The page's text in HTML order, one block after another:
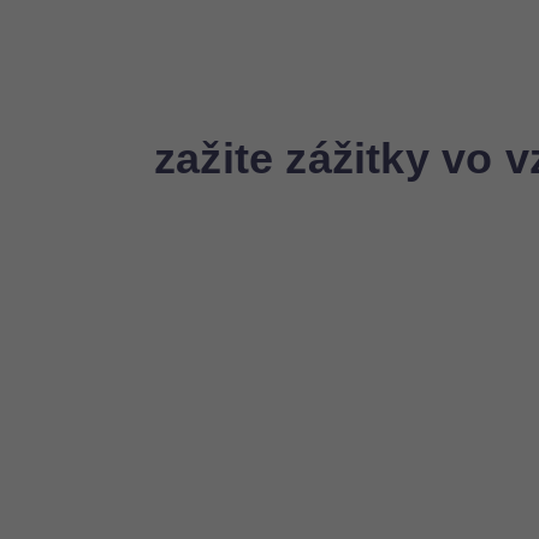
zažite zážitky vo